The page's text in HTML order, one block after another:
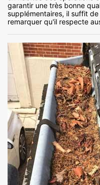
garantir une très bonne
supplémentaires, il suffit
remarquer qu'il respecte